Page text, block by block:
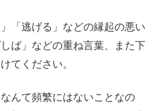
「逃げる」などの縁起の悪い
ば」などの重ね言葉、また下
てください。
んて頻繁にはないことなの